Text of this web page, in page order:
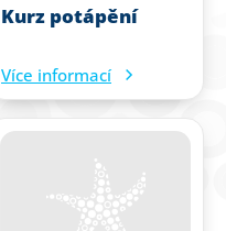
Kurz potápění
Více informací